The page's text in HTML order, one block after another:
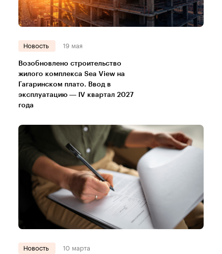
Новость 19 мая
Возобновлено строительство
жилого комплекса Sea View на
Гагаринском плато. Ввод в
эксплуатацию — IV квартал 2027
года
Новость 10 марта